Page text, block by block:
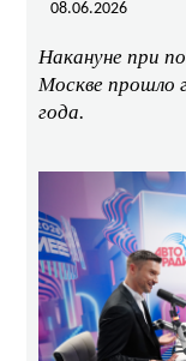
08.06.2026
Накануне при
Москве прошло
года.